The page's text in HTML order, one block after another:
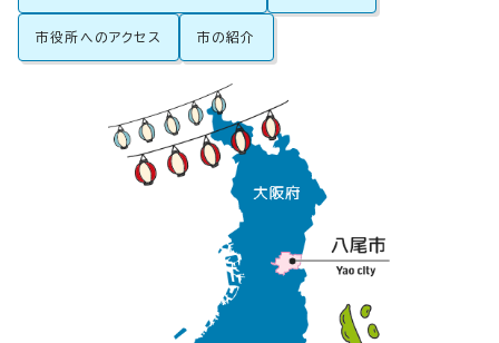
市役所へのアクセス 市の紹介